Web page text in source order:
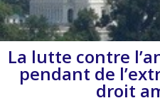
La lutte contre
pendant de
droit